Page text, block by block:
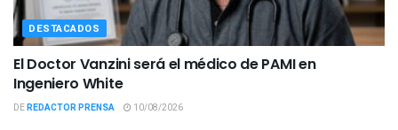
DESTACADOS
El Doctor Vanzini será el médico de PAMI en
Ingeniero White
DEREDACTOR PRENSA 10/08/2026